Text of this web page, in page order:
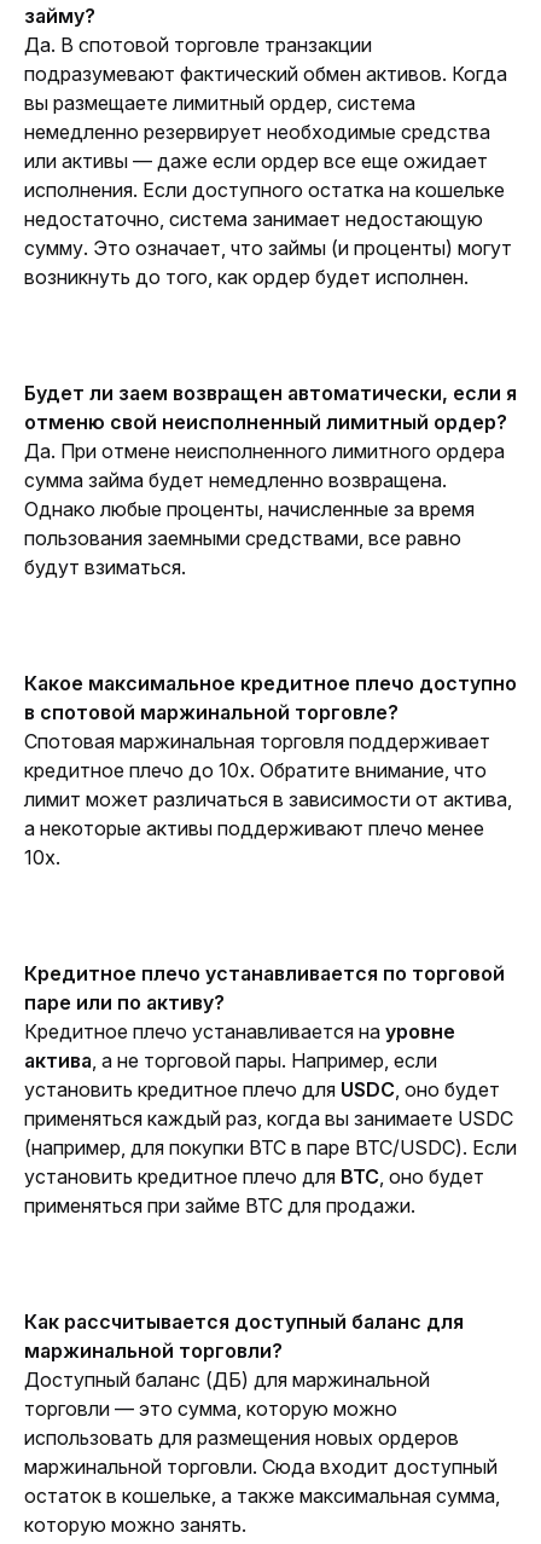
займу?
Да. В спотовой торговле транзакции
подразумевают фактический обмен активов. Когда
вы размещаете лимитный ордер, система
немедленно резервирует необходимые средства
или активы — даже если ордер все еще ожидает
исполнения. Если доступного остатка на кошельке
недостаточно, система занимает недостающую
сумму. Это означает, что займы (и проценты) могут
возникнуть до того, как ордер будет исполнен.
Будет ли заем возвращен автоматически, если я
отменю свой неисполненный лимитный ордер?
Да. При отмене неисполненного лимитного ордера
сумма займа будет немедленно возвращена.
Однако любые проценты, начисленные за время
пользования заемными средствами, все равно
будут взиматься.
Какое максимальное кредитное плечо доступно
в спотовой маржинальной торговле?
Спотовая маржинальная торговля поддерживает
кредитное плечо до 10x. Обратите внимание, что
лимит может различаться в зависимости от актива,
а некоторые активы поддерживают плечо менее
10x.
Кредитное плечо устанавливается по торговой
паре или по активу?
Кредитное плечо устанавливается на уровне
актива, а не торговой пары. Например, если
установить кредитное плечо для USDC, оно будет
применяться каждый раз, когда вы занимаете USDC
(например, для покупки BTC в паре BTC/USDC). Если
установить кредитное плечо для BTC, оно будет
применяться при займе BTC для продажи.
Как рассчитывается доступный баланс для
маржинальной торговли?
Доступный баланс (ДБ) для маржинальной
торговли — это сумма, которую можно
использовать для размещения новых ордеров
маржинальной торговли. Сюда входит доступный
остаток в кошельке, а также максимальная сумма,
которую можно занять.